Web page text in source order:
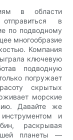
в области
в
по подводному
многообразие
Компания
ключевую
подводную
погружает
скрытых
морские
Давайте же
и
раскрывая
планеты —